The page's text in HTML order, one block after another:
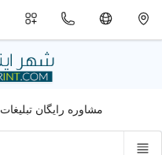
مشاوره رایگان تبلیغات